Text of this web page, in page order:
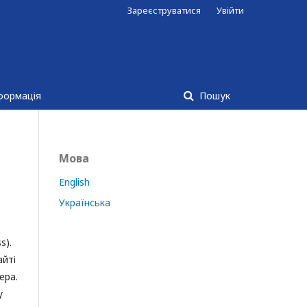
Пошук
Зареєструватися Увійти
Мова
English
Українська